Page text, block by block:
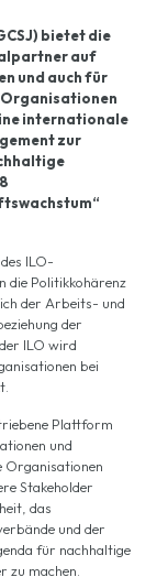
bietet die
auf
und auch für
internationale
zur
ILO-
die Politikkohärenz
der Arbeits- und
der
ILO wird
bei
Plattform
und
Organisationen
Stakeholder
das
und der
für nachhaltige
zu machen.